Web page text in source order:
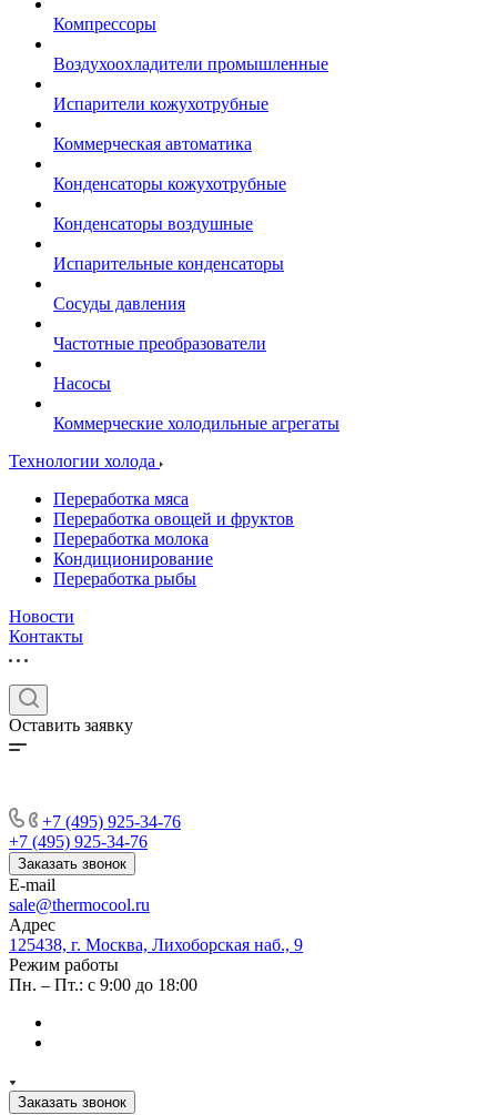
Компрессоры
Воздухоохладители промышленные
Испарители кожухотрубные
Коммерческая автоматика
Конденсаторы кожухотрубные
Конденсаторы воздушные
Испарительные конденсаторы
Сосуды давления
Частотные преобразователи
Насосы
Коммерческие холодильные агрегаты
Технологии холода
Переработка мяса
Переработка овощей и фруктов
Переработка молока
Кондиционирование
Переработка рыбы
Новости
Контакты
Оставить заявку
+7 (495) 925-34-76
+7 (495) 925-34-76
Заказать звонок
E-mail
sale@thermocool.ru
Адрес
125438, г. Москва, Лихоборская наб., 9
Режим работы
Пн. – Пт.: с 9:00 до 18:00
Заказать звонок